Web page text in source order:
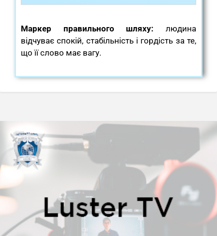
Маркер правильного шляху: людина
відчуває спокій, стабільність і гордість за те,
що її слово має вагу.